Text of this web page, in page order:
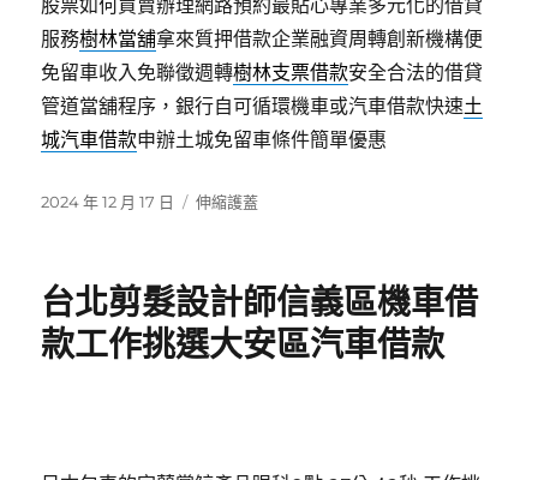
股票如何買賣辦理網路預約最貼心專業多元化的借貸
服務樹林當舖拿來質押借款企業融資周轉創新機構便
免留車收入免聯徵週轉樹林支票借款安全合法的借貸
管道當舖程序，銀行自可循環機車或汽車借款快速土
城汽車借款申辦土城免留車條件簡單優惠
發
2024 年 12 月 17 日
分
伸縮護蓋
台北剪髮設計師信義區機車借
款工作挑選大安區汽車借款